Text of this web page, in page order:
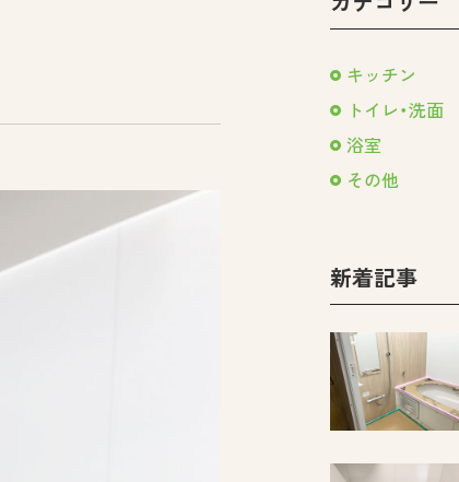
キッチン
トイレ・洗面
浴室
その他
新着記事